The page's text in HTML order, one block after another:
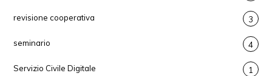
revisione cooperativa 3
seminario 4
Servizio Civile Digitale 1